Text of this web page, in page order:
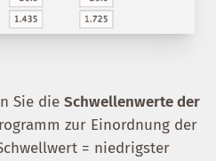
Sie die Schwellenwerte der
zur Einordnung der
= niedrigster